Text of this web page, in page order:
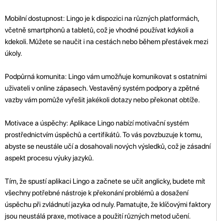
Mobilní dostupnost: Lingo je k dispozici na různých platformách,
včetně smartphonů a tabletů, což je vhodné používat kdykoli a
kdekoli. Můžete se naučit i na cestách nebo během přestávek mezi
úkoly.
Podpůrná komunita: Lingo vám umožňuje komunikovat s ostatními
uživateli v online zápasech. Vestavěný systém podpory a zpětné
vazby vám pomůže vyřešit jakékoli dotazy nebo překonat obtíže.
Motivace a úspěchy: Aplikace Lingo nabízí motivační systém
prostřednictvím úspěchů a certifikátů. To vás povzbuzuje k tomu,
abyste se neustále učí a dosahovali nových výsledků, což je zásadní
aspekt procesu výuky jazyků.
Tím, že spustí aplikaci Lingo a začnete se učit anglicky, budete mít
všechny potřebné nástroje k překonání problémů a dosažení
úspěchu při zvládnutí jazyka od nuly. Pamatujte, že klíčovými faktory
jsou neustálá praxe, motivace a použití různých metod učení.